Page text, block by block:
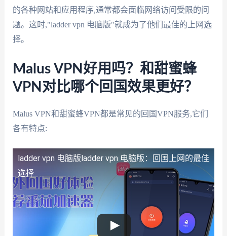
的各种网站和应用程序,通常都会面临网络访问受限的问
题。这时,"ladder vpn 电脑版"就成为了他们最佳的上网选
择。
Malus VPN好用吗？和甜蜜蜂
VPN对比哪个回国效果更好？
Malus VPN和甜蜜蜂VPN都是常见的回国VPN服务,它们
各有特点:
ladder vpn 电脑版 ladder vpn 电脑版：回国上网的最佳
选择